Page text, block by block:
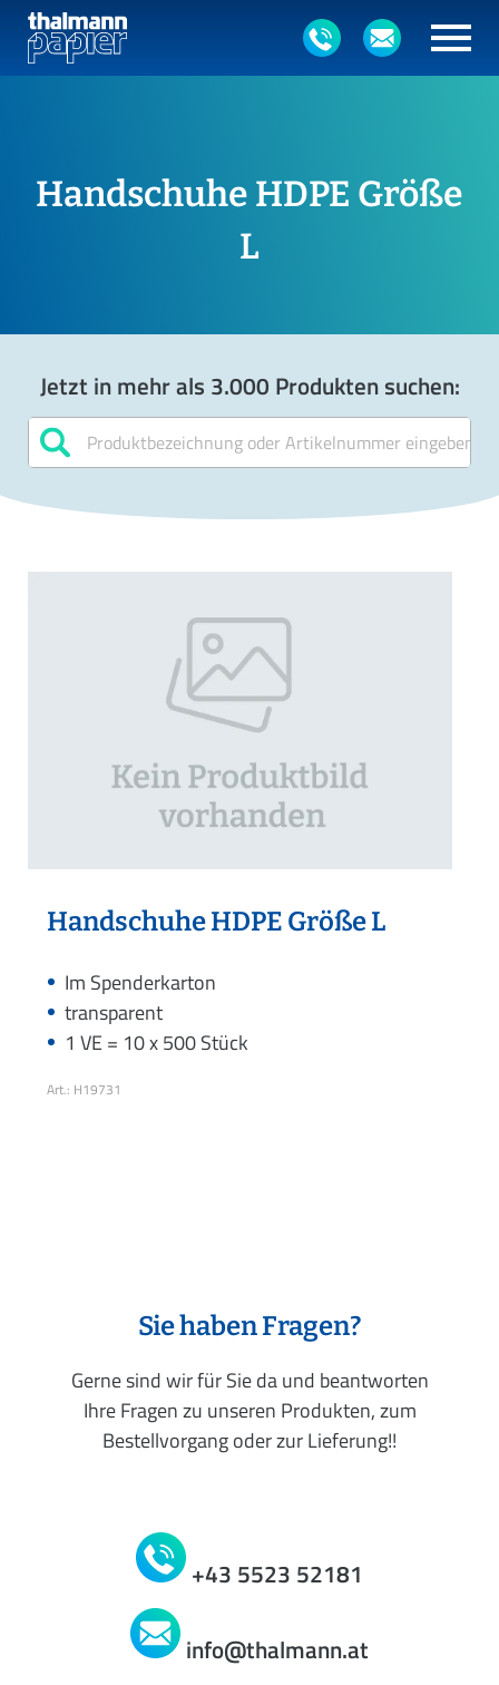
Handschuhe HDPE Größe
L
Jetzt in mehr als 3.000 Produkten suchen:
Handschuhe HDPE Größe L
Im Spenderkarton
transparent
1 VE = 10 x 500 Stück
Art.: H19731
Sie haben Fragen?
Gerne sind wir für Sie da und beantworten
Ihre Fragen zu unseren Produkten, zum
Bestellvorgang oder zur Lieferung!!
+43 5523 52181
info@thalmann.at